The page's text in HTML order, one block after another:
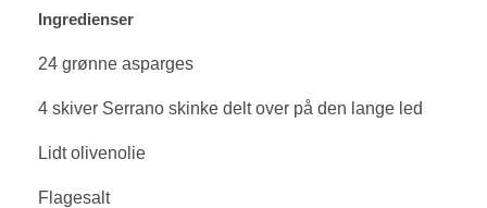
Ingredienser
24 grønne asparges
4 skiver Serrano skinke delt over på den lange led
Lidt olivenolie
Flagesalt